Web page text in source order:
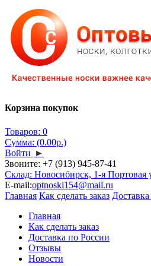
Корзина покупок
Товаров: 0
Сумма: (0.00р.)
Войти ►
Звоните: +7 (913) 945-87-41
Склад: Новосибирск, 1-я Портовая
E-mail:optnoski154@mail.ru
Главная Как сделать заказ
Главная
Как сделать заказ
Доставка по России
Отзывы
Новости